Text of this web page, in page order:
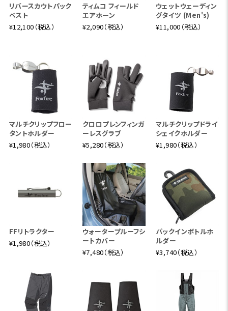
リバースカウトパック
ベスト
¥12,100（税込）
ティムコ フィールド
エアホーン
¥2,090（税込）
ウェットウェーディン
グタイツ (Men's)
¥11,000（税込）
マルチクリップフロー
タントホルダー
¥1,980（税込）
クロロプレンフィンガ
ーレスグラブ
¥5,280（税込）
マルチクリップドライ
シェイクホルダー
¥1,980（税込）
FFリトラクター
¥1,980（税込）
ウォータープルーフシ
ートカバー
¥7,480（税込）
パックインボトルホ
ルダー
¥3,740（税込）